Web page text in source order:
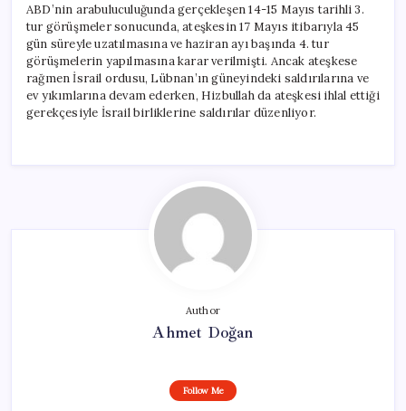
ABD’nin arabuluculuğunda gerçekleşen 14-15 Mayıs tarihli 3.
tur görüşmeler sonucunda, ateşkesin 17 Mayıs itibarıyla 45
gün süreyle uzatılmasına ve haziran ayı başında 4. tur
görüşmelerin yapılmasına karar verilmişti. Ancak ateşkese
rağmen İsrail ordusu, Lübnan’ın güneyindeki saldırılarına ve
ev yıkımlarına devam ederken, Hizbullah da ateşkesi ihlal ettiği
gerekçesiyle İsrail birliklerine saldırılar düzenliyor.
Author
Ahmet Doğan
Follow Me